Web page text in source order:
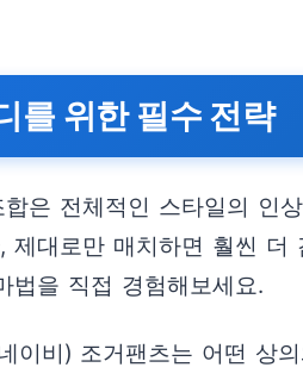
를 위한 필수 전략
은 전체적인 스타일의 인
제대로만 매치하면 훨씬 더
법을 직접 경험해보세요.
이비) 조거팬츠는 어떤 상